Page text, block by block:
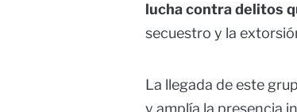
lucha contra delitos
secuestro y la
La llegada de este
y amplía la presencia